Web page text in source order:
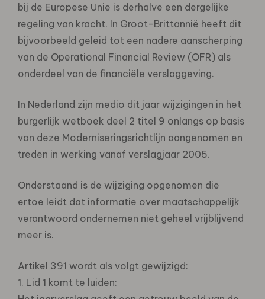
bij de Europese Unie is derhalve een dergelijke
regeling van kracht. In Groot-Brittannië heeft dit
bijvoorbeeld geleid tot een nadere aanscherping
van de Operational Financial Review (OFR) als
onderdeel van de financiële verslaggeving.
In Nederland zijn medio dit jaar wijzigingen in het
burgerlijk wetboek deel 2 titel 9 onlangs op basis
van deze Moderniseringsrichtlijn aangenomen en
treden in werking vanaf verslagjaar 2005.
Onderstaand is de wijziging opgenomen die
ertoe leidt dat informatie over maatschappelijk
verantwoord ondernemen niet geheel vrijblijvend
meer is.
Artikel 391 wordt als volgt gewijzigd:
1. Lid 1 komt te luiden: